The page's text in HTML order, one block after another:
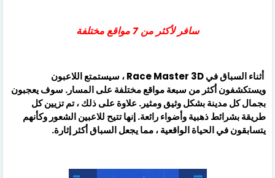
سافر لأكثر من 7 مواقع مختلفة
أثناء السباق في Race Master 3D ، سيستمتع اللاعبون
ويستكشفون أكثر من سبعة مواقع مختلفة على المسار. سوف يعجبون
بجمال كل مدينة بشكل وثيق ومثير. علاوة على ذلك ، تم تزيين كل
طريقة بشرائط ذهبية وأضواء رائعة. إنها تتيح للاعبين الشعور وكأنهم
يتسابقون في الحياة الواقعية ، مما يجعل السباق أكثر إثارة.